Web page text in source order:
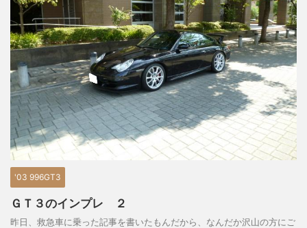
'03 996GT3
ＧＴ３のインプレ ２
昨日、救急車に乗った記事を書いたもんだから、なんだか沢山の方にご